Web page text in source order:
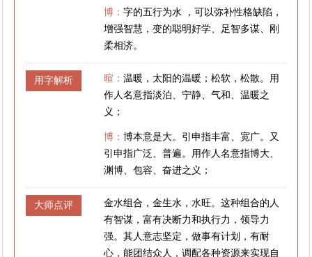
博：字的五行为水 ，可以弥补性格缺陷，
增强智慧，变的聪明好学、足智多谋、刚
柔相济。
用字解析 暄：温暖，太阳的温暖；松软，松散。用
作人名意指淡泊、宁静、气和、温暖之
义；
博：博本意是大。引申指丰富、宽广。又
引申指广泛、普遍。用作人名意指博大、
渊博、包容、奋进之义；
大师点评
金水组合，金生水，水旺。这种组合的人
有智谋，富有决断力和执行力，领导力
强。其人意志坚定，做事有计划，有耐
心，能团结众人，调配各种资源来实现自